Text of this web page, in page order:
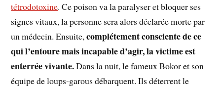
tétrodotoxine. Ce poison va la paralyser et bloquer ses
signes vitaux, la personne sera alors déclarée morte par
un médecin. Ensuite,complétement consciente de ce
qui l’entoure mais incapable d’agir, la victime est
enterrée vivante.Dans la nuit, le fameux Bokor et son
équipe de loups-garous débarquent. Ils déterrent le